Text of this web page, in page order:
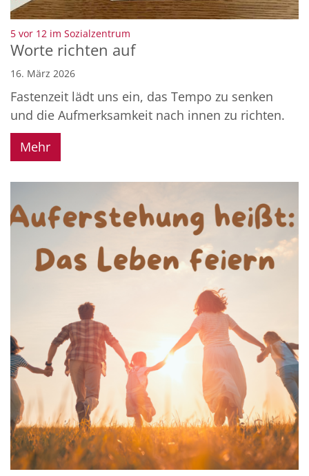
5 vor 12 im Sozialzentrum
Worte richten auf
16. März 2026
Fastenzeit lädt uns ein, das Tempo zu senken
und die Aufmerksamkeit nach innen zu richten.
Mehr